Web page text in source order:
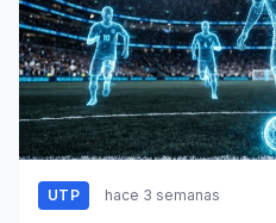
UTP hace 3 semanas